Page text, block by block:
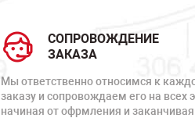
СОПРОВОЖДЕНИЕ
ЗАКАЗА
Мы ответственно относимся к
заказу и сопровождаем его на всех
начиная от офрмления и заканчивая